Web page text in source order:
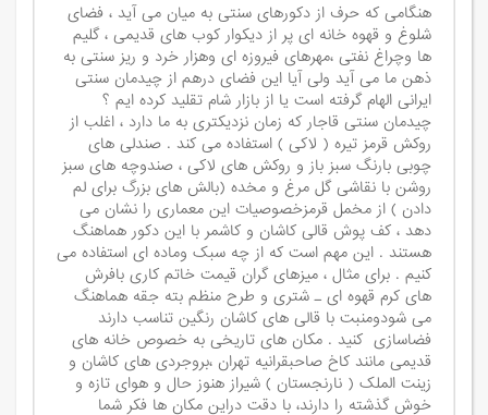
هنگامی که حرف از دکورهای سنتی به میان می آید ، فضای
شلوغ و قهوه خانه ای پر از دیکوار کوب های قدیمی ، گلیم
ها وچراغ نفتی ،مهرهای فیروزه ای وهزار خرد و ریز سنتی به
ذهن ما می آید ولی آیا این فضای درهم از چیدمان سنتی
ایرانی الهام گرفته است یا از بازار شام تقلید کرده ایم ؟
چیدمان سنتی قاجار که زمان نزدیکتری به ما دارد ، اغلب از
روکش قرمز تیره ( لاکی ) استفاده می کند . صندلی های
چوبی بارنگ سبز باز و روکش های لاکی ، صندوچه های سبز
روشن با نقاشی گل مرغ و مخده (بالش های بزرگ برای لم
دادن ) از مخمل قرمزخصوصیات این معماری را نشان می
دهد ، کف پوش قالی کاشان و کاشمر با این دکور هماهنگ
هستند . این مهم است که از چه سبک وماده ای استفاده می
کنیم . برای مثال ، میزهای گران قیمت خاتم کاری بافرش
های کرم قهوه ای ـ شتری و طرح منظم بته جقه هماهنگ
می شودومنبت با قالی های کاشان رنگین تناسب دارند
فضاسازی کنید . مکان های تاریخی به خصوص خانه های
قدیمی مانند کاخ صاحبقرانیه تهران ،بروجردی های کاشان و
زینت الملک ( نارنجستان ) شیراز هنوز حال و هوای تازه و
خوش گذشته را دارند، با دقت دراین مکان ها فکر شما